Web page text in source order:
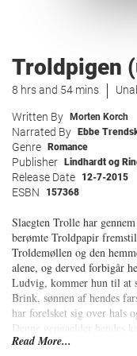
Troldpigen
8 hrs and 54 mins
Written By Morten Korch
Narrated By Ebbe
Genre Romance
Publisher Lindhardt og
Release Date 12-7-2015
ESBN 157368
Slaegten Trolle har
berømte Troldpapir
Troldemøllen og den
alene, og derved forbigår
Ludvig, kommer hun til at
Brink, sønnen af hendes
har forelsket sig over hals
Denne gengaelder hendes
hemmelighed, og da han
Read More...